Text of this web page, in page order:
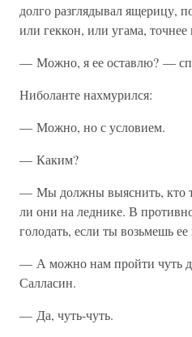
долго разглядывал ящерицу,
или геккон, или угама, точнее
— Можно, я ее оставлю? —
Ниболанте нахмурился:
— Можно, но с условием.
— Каким?
— Мы должны выяснить, кто
ли они на леднике. В
голодать, если ты возьмешь ее
— А можно нам пройти чуть
Салласин.
— Да, чуть-чуть.